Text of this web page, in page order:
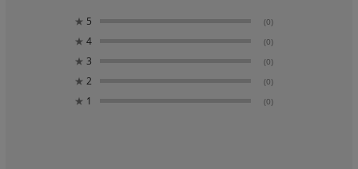
★ 5 (0)
★ 4 (0)
★ 3 (0)
★ 2 (0)
★ 1 (0)